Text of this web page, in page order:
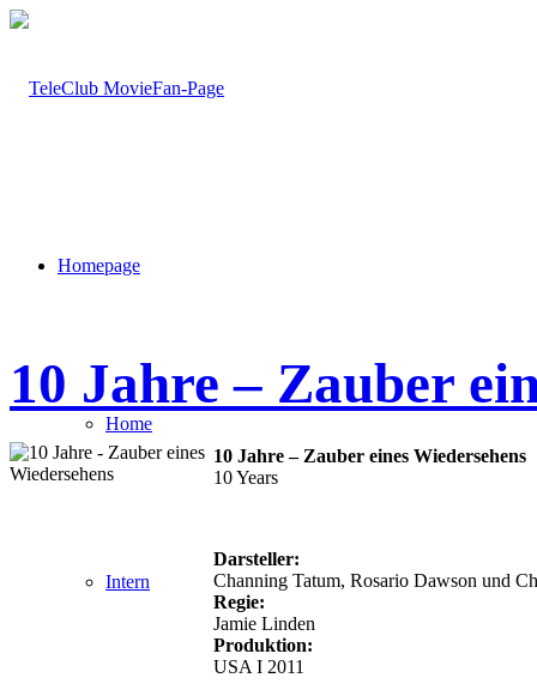
Homepage
Home
Intern
10 Jahre – Zauber
10 Jahre – Zauber eines Wiedersehens
10 Years
Darsteller:
Channing Tatum, Rosario Dawson und
Regie:
Jamie Linden
Produktion:
USA I 2011